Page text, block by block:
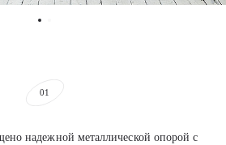
01
надежной металлической опорой с